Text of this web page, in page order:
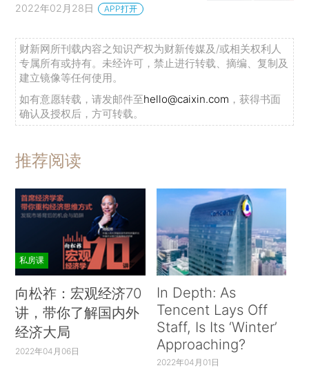
2022年02月28日 APP打开
财新网所刊载内容之知识产权为财新传媒及/或相关权利人
专属所有或持有。未经许可，禁止进行转载、摘编、复制及
建立镜像等任何使用。
如有意愿转载，请发邮件至hello@caixin.com ，获得书面
确认及授权后，方可转载。
推荐阅读
私房课
向松祚：宏观经济70
讲，带你了解国内外
经济大局
2022年04月06日
In Depth: As
Tencent Lays Off
Staff, Is Its ‘Winter’
Approaching?
2022年04月01日